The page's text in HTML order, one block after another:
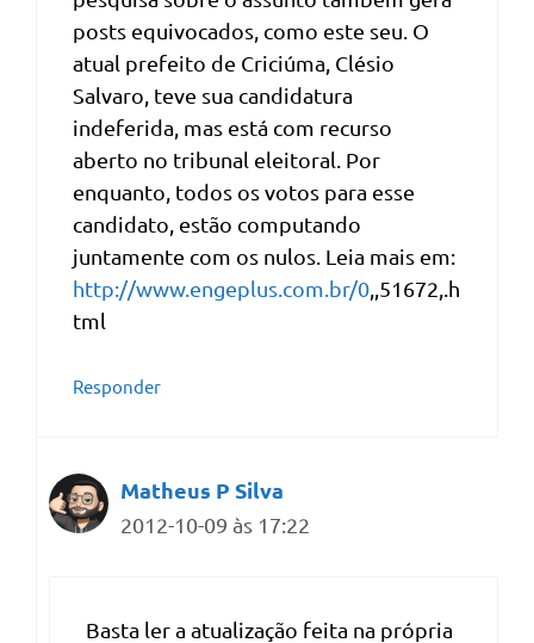
posts equivocados, como este seu. O
atual prefeito de Criciúma, Clésio
Salvaro, teve sua candidatura
indeferida, mas está com recurso
aberto no tribunal eleitoral. Por
enquanto, todos os votos para esse
candidato, estão computando
juntamente com os nulos. Leia mais em:
http://www.engeplus.com.br/0 ,,51672,.h
tml
Responder
Matheus P Silva
2012-10-09 às 17:22
Basta ler a atualização feita na própria